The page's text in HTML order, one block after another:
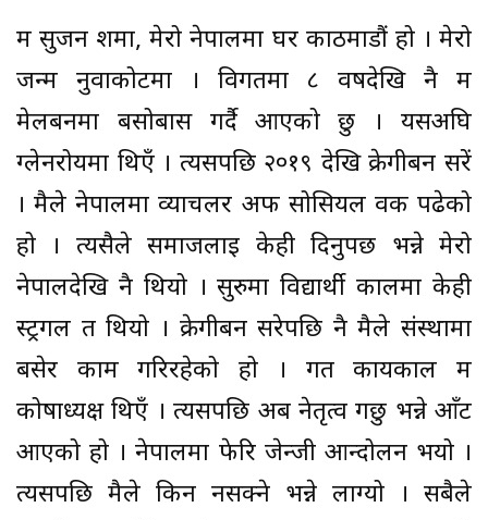
म सुजन शर्मा, मेरो नेपालमा घर काठमाडौं हो । मेरो
जन्म नुवाकोटमा । विगतमा ८ वर्षदेखि नै म
मेलबर्नमा बसोबास गर्दै आएको छु । यसअघि
ग्लेनरोयमा थिएँ । त्यसपछि २०१९ देखि क्रेगीबर्न सरें
। मैले नेपालमा व्याचलर अफ सोसियल वर्क पढेको
हो । त्यसैले समाजलाई केही दिनुपर्छ भन्ने मेरो
नेपालदेखि नै थियो । सुरुमा विद्यार्थी कालमा केही
स्ट्रगल त थियो । क्रेगीबर्न सरेपछि नै मैले संस्थामा
बसेर काम गरिरहेको हो । गत कार्यकाल म
कोषाध्यक्ष थिएँ । त्यसपछि अब नेतृत्व गर्छु भन्ने आँट
आएको हो । नेपालमा फेरि जेन्जी आन्दोलन भयो ।
त्यसपछि मैले किन नसक्ने भन्ने लाग्यो । सबैले